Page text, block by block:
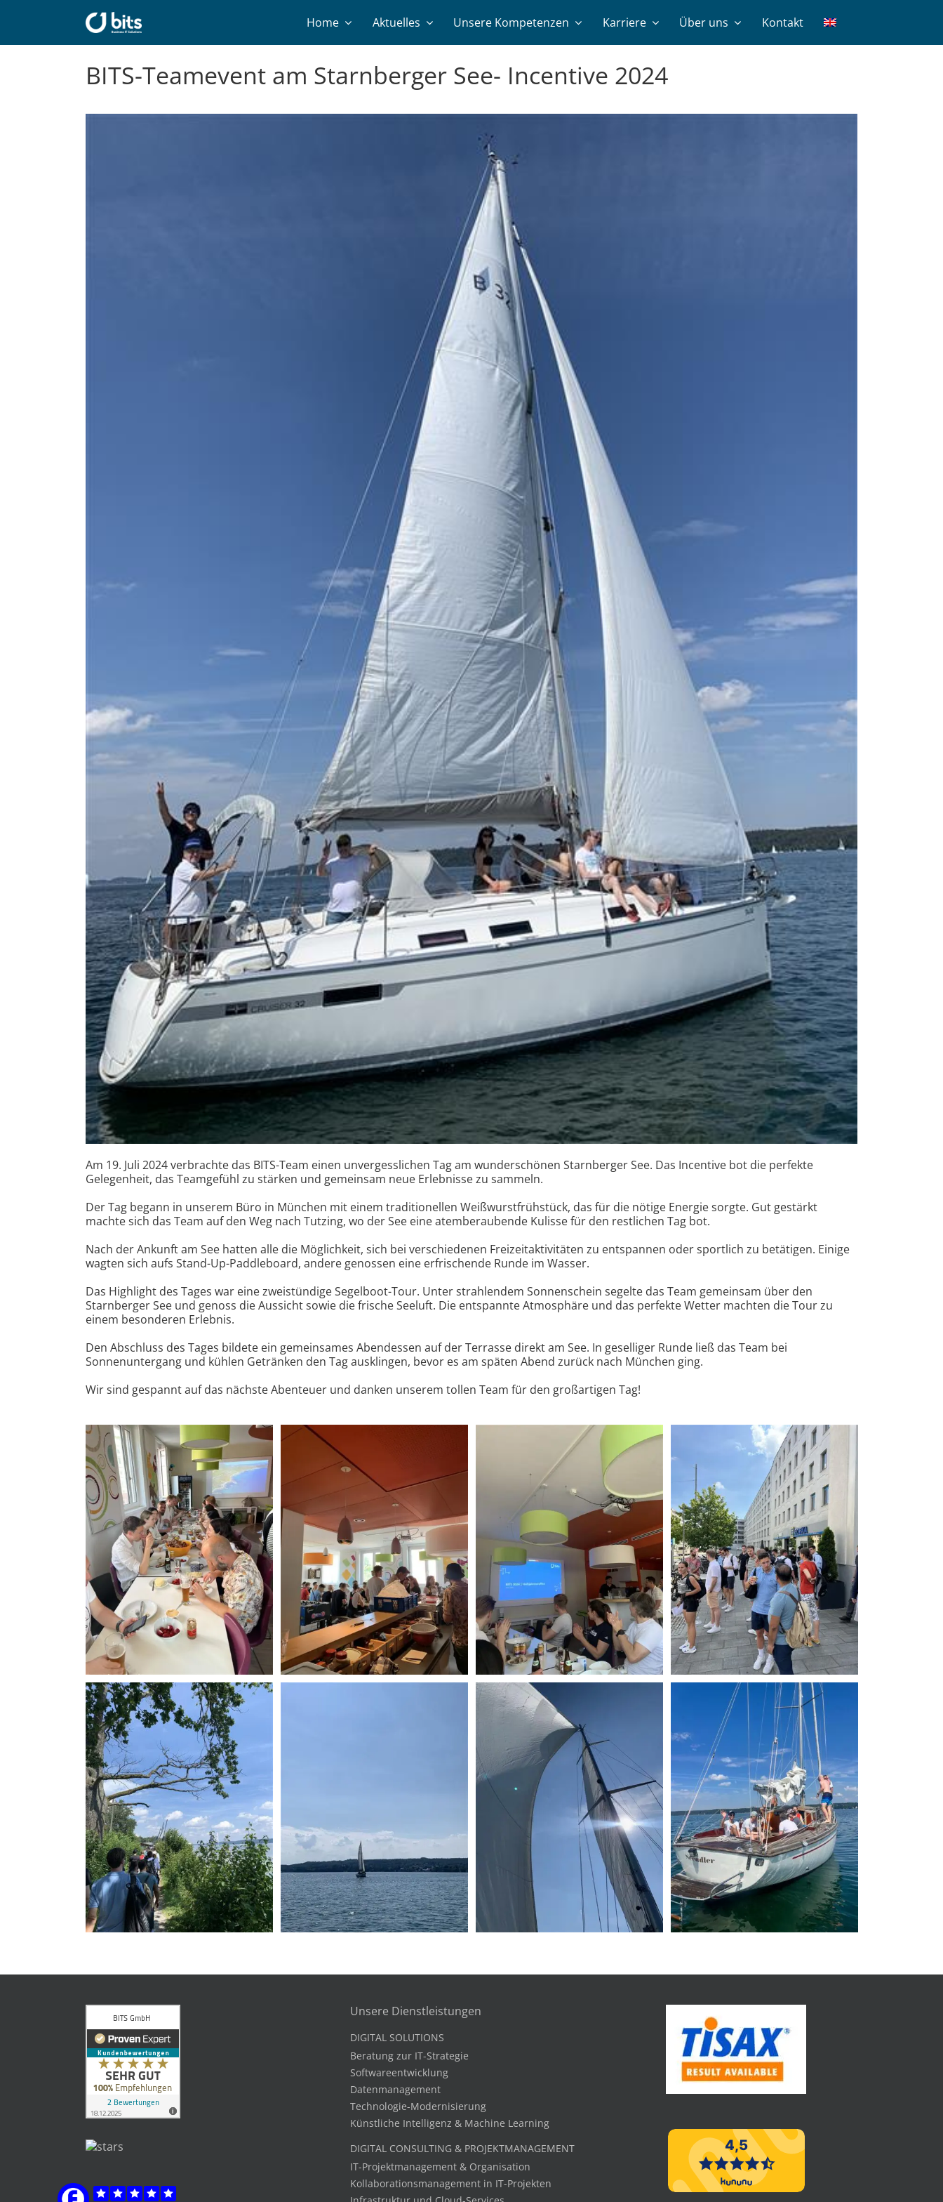
Home Aktuelles Unsere Kompetenzen Karriere Über uns Kontakt
BITS-Teamevent am Starnberger See- Incentive 2024
Am 19. Juli 2024 verbrachte das BITS-Team einen unvergesslichen Tag am wunderschönen Starnberger See. Das Incentive bot die perfekte
Gelegenheit, das Teamgefühl zu stärken und gemeinsam neue Erlebnisse zu sammeln.
Der Tag begann in unserem Büro in München mit einem traditionellen Weißwurstfrühstück, das für die nötige Energie sorgte. Gut gestärkt
machte sich das Team auf den Weg nach Tutzing, wo der See eine atemberaubende Kulisse für den restlichen Tag bot.
Nach der Ankunft am See hatten alle die Möglichkeit, sich bei verschiedenen Freizeitaktivitäten zu entspannen oder sportlich zu betätigen. Einige
wagten sich aufs Stand-Up-Paddleboard, andere genossen eine erfrischende Runde im Wasser.
Das Highlight des Tages war eine zweistündige Segelboot-Tour. Unter strahlendem Sonnenschein segelte das Team gemeinsam über den
Starnberger See und genoss die Aussicht sowie die frische Seeluft. Die entspannte Atmosphäre und das perfekte Wetter machten die Tour zu
einem besonderen Erlebnis.
Den Abschluss des Tages bildete ein gemeinsames Abendessen auf der Terrasse direkt am See. In geselliger Runde ließ das Team bei
Sonnenuntergang und kühlen Getränken den Tag ausklingen, bevor es am späten Abend zurück nach München ging.
Wir sind gespannt auf das nächste Abenteuer und danken unserem tollen Team für den großartigen Tag!
Unsere Dienstleistungen
DIGITAL SOLUTIONS
Beratung zur IT-Strategie
Softwareentwicklung
Datenmanagement
Technologie-Modernisierung
Künstliche Intelligenz & Machine Learning
DIGITAL CONSULTING & PROJEKTMANAGEMENT
IT-Projektmanagement & Organisation
Kollaborationsmanagement in IT-Projekten